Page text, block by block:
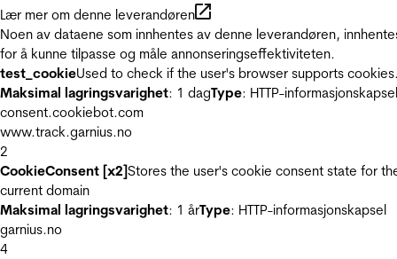
Lær mer om denne leverandøren
Noen av dataene som innhentes av denne leverandøren,
for å kunne tilpasse og måle annonseringseffektiviteten.
test_cookieUsed to check if the user's browser supports
Maksimal lagringsvarighet: 1 dagType: HTTP-informasjonskapsel
consent.cookiebot.com
www.track.garnius.no
2
CookieConsent [x2]Stores the user's cookie consent state for
current domain
Maksimal lagringsvarighet: 1 årType: HTTP-informasjonskapsel
garnius.no
4